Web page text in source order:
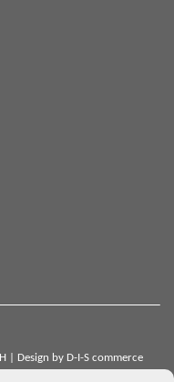
| Design by D-I-S commerce